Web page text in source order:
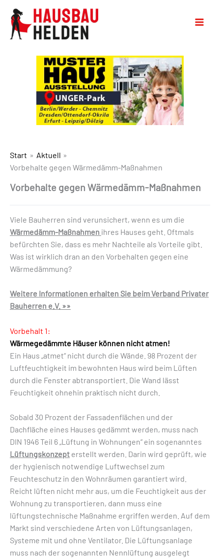
Start
Aktuell
Vorbehalte gegen Wärmedämm-Maßnahmen
Vorbehalte gegen Wärmedämm-Maßnahmen
Viele Bauherren sind verunsichert, wenn es um die
Wärmedämm-Maßnahmen ihres Hauses geht. Oftmals
befürchten Sie, dass es mehr Nachteile als Vorteile gibt.
Was ist wirklich dran an den Vorbehalten gegen eine
Wärmedämmung?
Weitere Informationen erhalten Sie beim Verband Privater
Bauherren e.V. »»
Vorbehalt 1:
Wärmegedämmte Häuser können nicht atmen!
Ein Haus „atmet“ nicht durch die Wände. 98 Prozent der
Luftfeuchtigkeit im bewohnten Haus wird beim Lüften
durch die Fenster abtransportiert. Die Wand lässt
Feuchtigkeit ohnehin praktisch nicht durch.
Sobald 30 Prozent der Fassadenflächen und der
Dachfläche eines Hauses gedämmt werden, muss nach
DIN 1946 Teil 6 „Lüftung in Wohnungen“ ein sogenanntes
Lüftungskonzept erstellt werden. Darin wird geprüft, wie
der hygienisch notwendige Luftwechsel zum
Feuchteschutz in den Wohnräumen garantiert wird.
Reicht lüften nicht mehr aus, um die Feuchtigkeit aus der
Wohnung zu transportieren, dann muss eine
lüftungstechnische Maßnahme ergriffen werden. Auf dem
Markt sind verschiedene Arten von Lüftungsanlagen,
Systeme mit und ohne Ventilator. Die Lüftungsanlage
muss nach der sogenannten Nennlüftung ausgelegt